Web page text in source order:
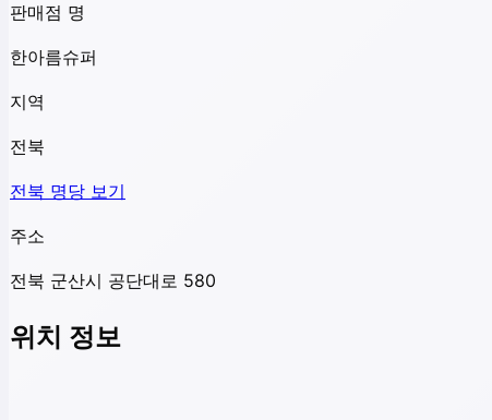
판매점 명
한아름슈퍼
지역
전북
전북 명당 보기
주소
전북 군산시 공단대로 580
위치 정보